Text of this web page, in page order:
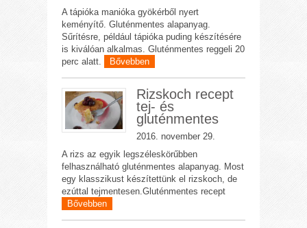
A tápióka manióka gyökérből nyert
keményítő. Gluténmentes alapanyag.
Sűrítésre, például tápióka puding készítésére
is kiválóan alkalmas. Gluténmentes reggeli 20
perc alatt.
Bővebben
Rizskoch recept
tej- és
gluténmentes
2016. november 29.
A rizs az egyik legszéleskörűbben
felhasználható gluténmentes alapanyag. Most
egy klasszikust készítettünk el rizskoch, de
ezúttal tejmentesen.Gluténmentes recept
Bővebben